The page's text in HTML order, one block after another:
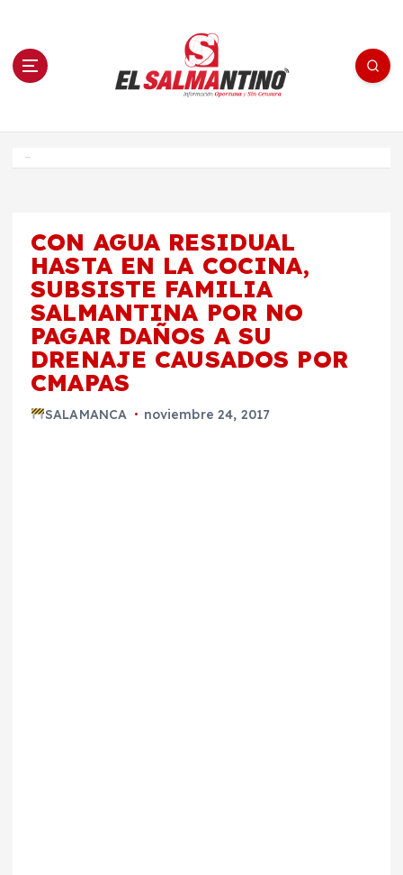
n El Salmantino - medios/noticias/editorial
CON AGUA RESIDUAL
HASTA EN LA COCINA,
SUBSISTE FAMILIA
SALMANTINA POR NO
PAGAR DAÑOS A SU
DRENAJE CAUSADOS POR
CMAPAS
SALAMANCA noviembre 24, 2017